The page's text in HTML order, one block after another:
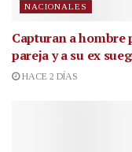
NACIONALES
Capturan a hombre
pareja y a su ex
HACE 2 DÍAS